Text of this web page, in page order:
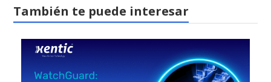
También te puede interesar